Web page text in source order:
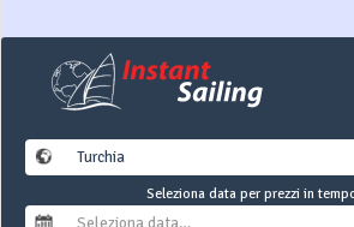
Seleziona data per prezzi in